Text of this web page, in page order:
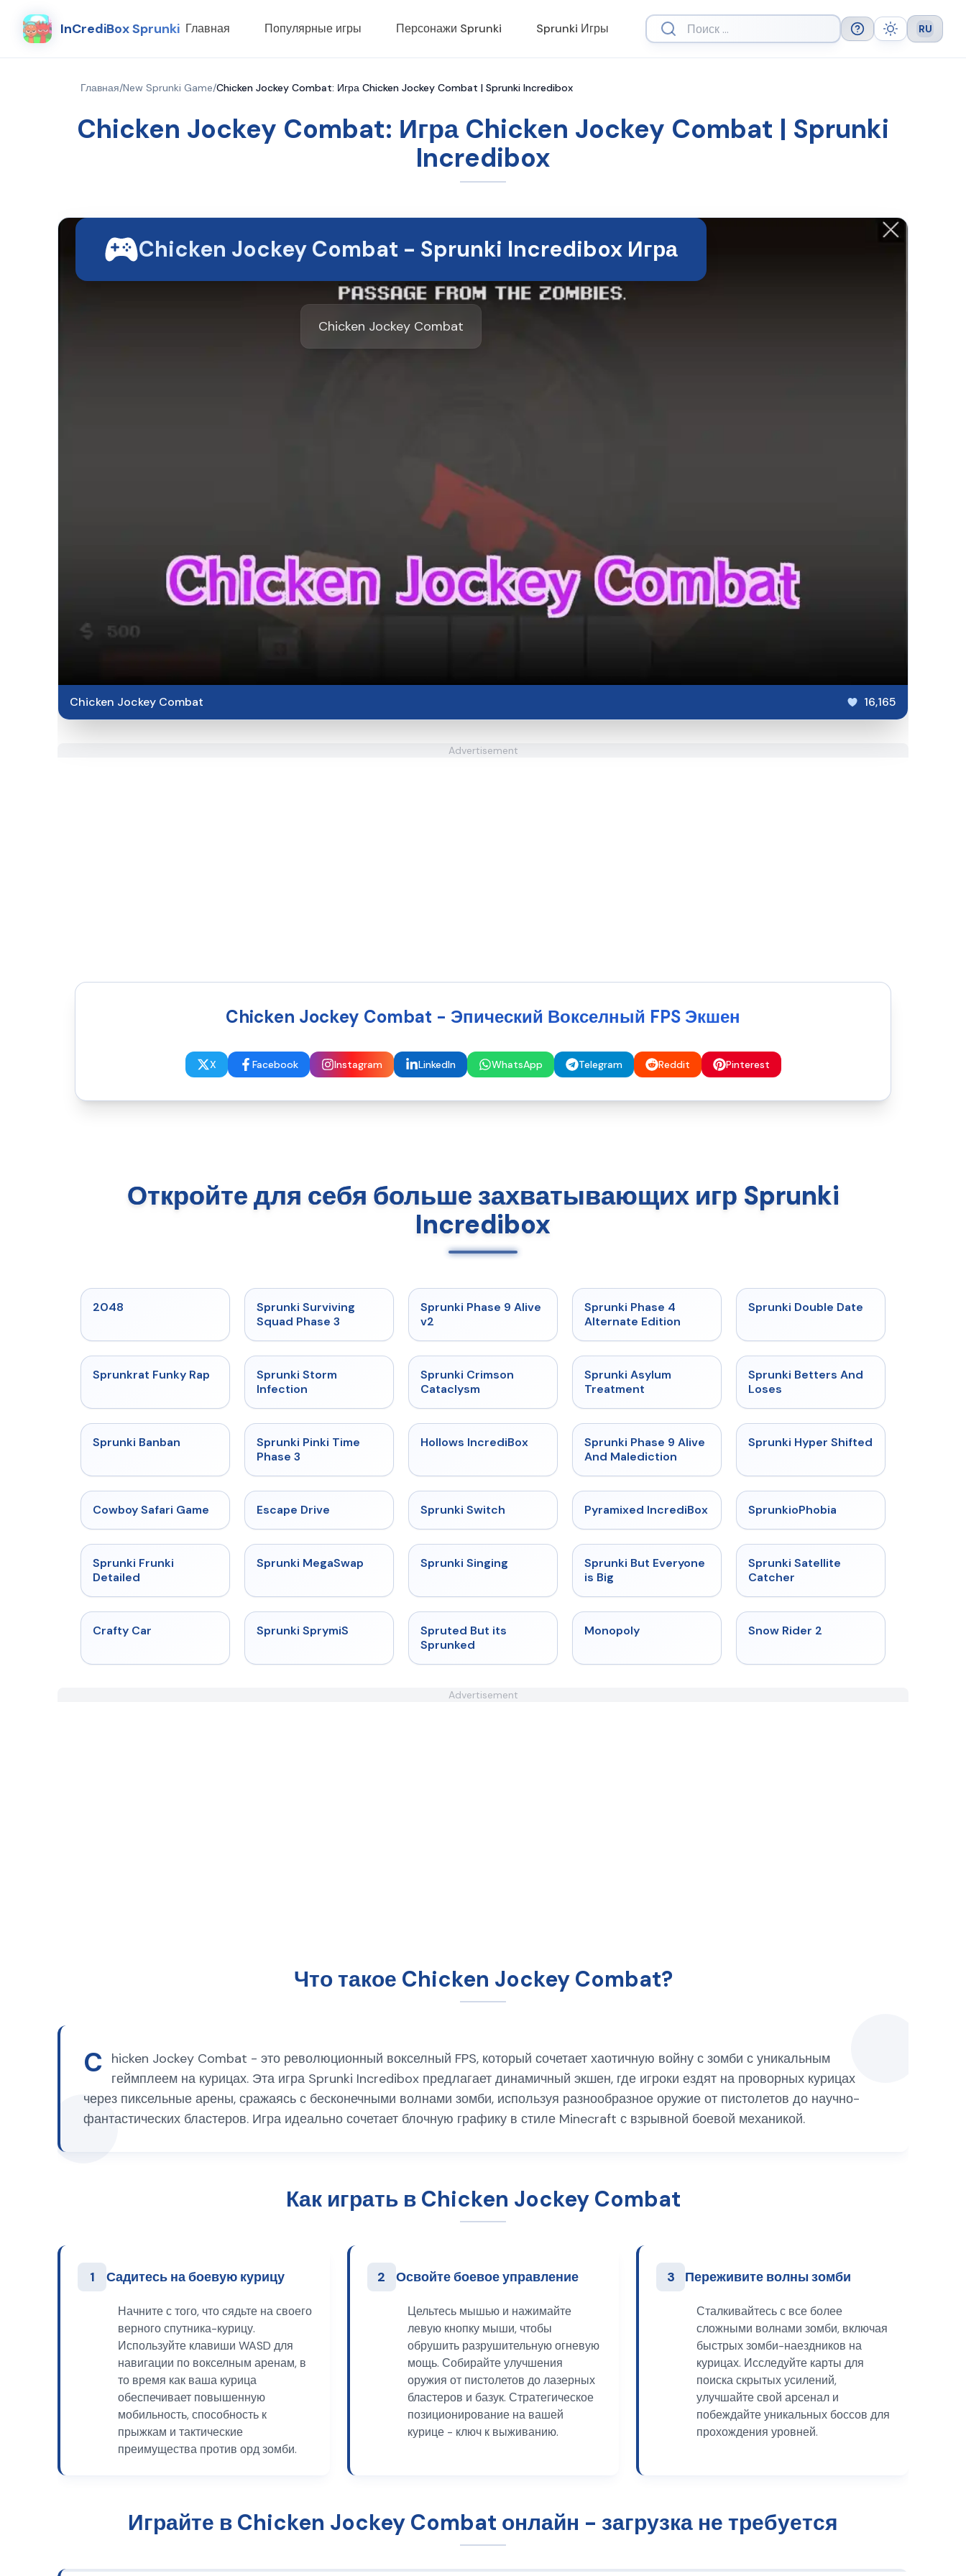
InCrediBox Sprunki Главная Популярные игры Персонажи Sprunki Sprunki Игры Help Theme Language
RU
Главная/New Sprunki Game/Chicken Jockey Combat: Игра Chicken Jockey Combat | Sprunki Incredibox
Chicken Jockey Combat: Игра Chicken Jockey Combat | Sprunki
Incredibox
Chicken Jockey Combat - Sprunki Incredibox Игра
Chicken Jockey Combat
Chicken Jockey Combat 16,165
Advertisement
Chicken Jockey Combat - Эпический Вокселный FPS Экшен
X Facebook Instagram LinkedIn WhatsApp Telegram Reddit Pinterest
Откройте для себя больше захватывающих игр Sprunki
Incredibox
2048 ★
Sprunki Surviving
Squad Phase 3
★ 4.6
Sprunki Phase 9 Alive
v2
Sprunki Phase 4
Alternate Edition
★ 4.5
Sprunki Double Date
★ 4.7
Sprunkrat Funky Rap
Sprunki Storm
Infection
Sprunki Crimson
Cataclysm
Sprunki Asylum
Treatment
★ 4.6
Sprunki Betters And
Loses
Sprunki Banban ★
Sprunki Pinki Time
Phase 3
★ 4.3
Hollows IncrediBox ★ 4.4
Sprunki Phase 9 Alive
And Malediction
★ 4.5
Sprunki Hyper Shifted
★
Cowboy Safari Game Escape Drive Sprunki Switch ★ 4.6
Pyramixed IncrediBox SprunkioPhobia
Sprunki Frunki
Detailed
★ 4.5
Sprunki MegaSwap Sprunki Singing ★ 4.5
Sprunki But Everyone
is Big
Sprunki Satellite
Catcher
Crafty Car Sprunki SprymiS
Spruted But its
Sprunked
Monopoly Snow Rider 2
Advertisement
Что такое Chicken Jockey Combat?
C hicken Jockey Combat - это революционный вокселный FPS, который сочетает хаотичную войну с зомби с уникальным
геймплеем на курицах. Эта игра Sprunki Incredibox предлагает динамичный экшен, где игроки ездят на проворных курицах
через пиксельные арены, сражаясь с бесконечными волнами зомби, используя разнообразное оружие от пистолетов до научно-
фантастических бластеров. Игра идеально сочетает блочную графику в стиле Minecraft с взрывной боевой механикой.
Как играть в Chicken Jockey Combat
1 Садитесь на боевую курицу
Начните с того, что сядьте на своего
верного спутника-курицу.
Используйте клавиши WASD для
навигации по вокселным аренам, в
то время как ваша курица
обеспечивает повышенную
мобильность, способность к
прыжкам и тактические
преимущества против орд зомби.
2 Освойте боевое управление
Цельтесь мышью и нажимайте
левую кнопку мыши, чтобы
обрушить разрушительную огневую
мощь. Собирайте улучшения
оружия от пистолетов до лазерных
бластеров и базук. Стратегическое
позиционирование на вашей
курице - ключ к выживанию.
3 Переживите волны зомби
Сталкивайтесь с все более
сложными волнами зомби, включая
быстрых зомби-наездников на
курицах. Исследуйте карты для
поиска скрытых усилений,
улучшайте свой арсенал и
побеждайте уникальных боссов для
прохождения уровней.
Играйте в Chicken Jockey Combat онлайн - загрузка не требуется